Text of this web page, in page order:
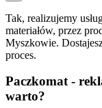
Tak, realizujemy
materiałów, przez
Myszkowie.
proces.
Paczkomat -
warto?